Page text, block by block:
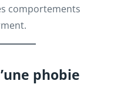
comportements
phobie